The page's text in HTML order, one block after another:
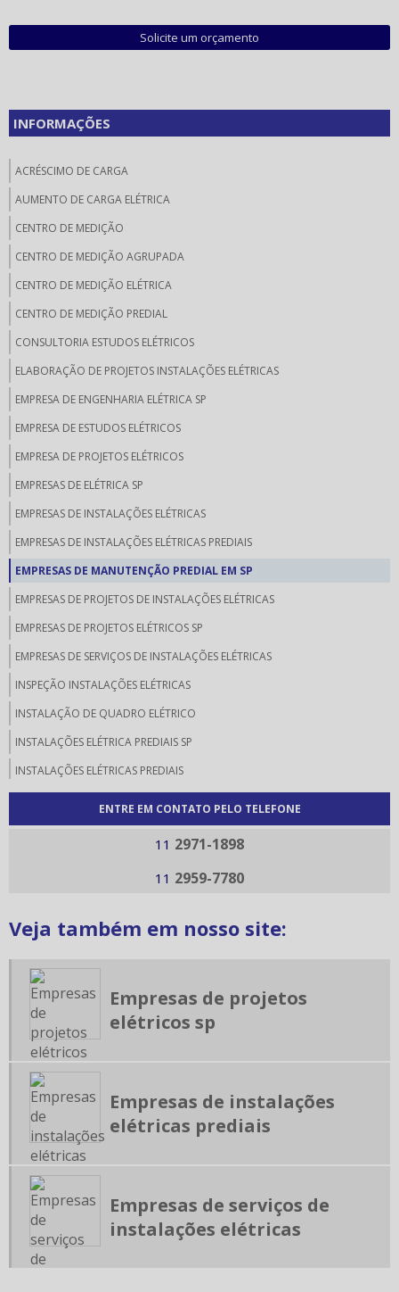
Solicite um orçamento
INFORMAÇÕES
ACRÉSCIMO DE CARGA
AUMENTO DE CARGA ELÉTRICA
CENTRO DE MEDIÇÃO
CENTRO DE MEDIÇÃO AGRUPADA
CENTRO DE MEDIÇÃO ELÉTRICA
CENTRO DE MEDIÇÃO PREDIAL
CONSULTORIA ESTUDOS ELÉTRICOS
ELABORAÇÃO DE PROJETOS INSTALAÇÕES ELÉTRICAS
EMPRESA DE ENGENHARIA ELÉTRICA SP
EMPRESA DE ESTUDOS ELÉTRICOS
EMPRESA DE PROJETOS ELÉTRICOS
EMPRESAS DE ELÉTRICA SP
EMPRESAS DE INSTALAÇÕES ELÉTRICAS
EMPRESAS DE INSTALAÇÕES ELÉTRICAS PREDIAIS
EMPRESAS DE MANUTENÇÃO PREDIAL EM SP
EMPRESAS DE PROJETOS DE INSTALAÇÕES ELÉTRICAS
EMPRESAS DE PROJETOS ELÉTRICOS SP
EMPRESAS DE SERVIÇOS DE INSTALAÇÕES ELÉTRICAS
INSPEÇÃO INSTALAÇÕES ELÉTRICAS
INSTALAÇÃO DE QUADRO ELÉTRICO
INSTALAÇÕES ELÉTRICA PREDIAIS SP
INSTALAÇÕES ELÉTRICAS PREDIAIS
LAUDO DE VISTORIA TÉCNICA ELÉTRICA
MANUTENÇÃO ELÉTRICA PREDIAL
MONTAGEM CENTRO DE MEDIÇÃO
MONTAGEM DE PAINÉIS ELÉTRICOS
MONTAGEM DE QUADROS ELÉTRICOS
ORÇAMENTO DE INSTALAÇÃO ELÉTRICA PREDIAL
PROJETO DE AUMENTO DE CARGA ELÉTRICA
PROJETO DE ENTRADA DE ENERGIA
PROJETO DE INSTALAÇÕES ELÉTRICAS
PROJETO ENEL
PROJETOS DE CENTRO DE MEDIÇÃO
PROJETOS DE INSTALAÇÕES ELÉTRICAS PREDIAIS
ENTRE EM CONTATO PELO TELEFONE
11 2971-1898
11 2959-7780
Veja também em nosso site:
Empresas de projetos
elétricos sp
Empresas de instalações
elétricas prediais
Empresas de serviços de
instalações elétricas